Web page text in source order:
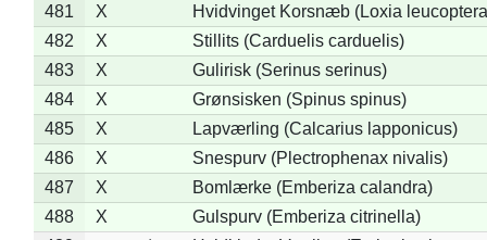
481
X
Hvidvinget Korsnæb (Loxia
482
X
Stillits (Carduelis carduelis)
483
X
Gulirisk (Serinus serinus)
484
X
Grønsisken (Spinus spinus)
485
X
Lapværling (Calcarius lapponicus)
486
X
Snespurv (Plectrophenax nivalis)
487
X
Bomlærke (Emberiza calandra)
488
X
Gulspurv (Emberiza citrinella)